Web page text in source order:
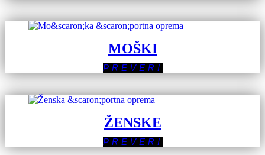
MOŠKI
PREVERI
ŽENSKE
PREVERI